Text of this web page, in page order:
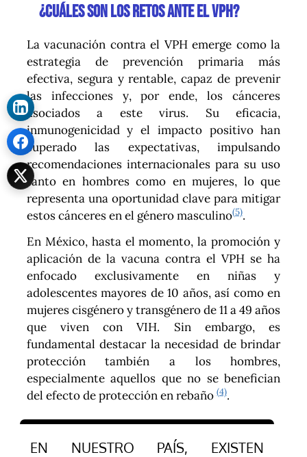
¿Cuáles son los retos ante el VPH?
La vacunación contra el VPH emerge como la
estrategia de prevención primaria más
efectiva, segura y rentable, capaz de prevenir
las infecciones y, por ende, los cánceres
asociados a este virus. Su eficacia,
inmunogenicidad y el impacto positivo han
superado las expectativas, impulsando
recomendaciones internacionales para su uso
tanto en hombres como en mujeres, lo que
representa una oportunidad clave para mitigar
estos cánceres en el género masculino(5).
En México, hasta el momento, la promoción y
aplicación de la vacuna contra el VPH se ha
enfocado exclusivamente en niñas y
adolescentes mayores de 10 años, así como en
mujeres cisgénero y transgénero de 11 a 49 años
que viven con VIH. Sin embargo, es
fundamental destacar la necesidad de brindar
protección también a los hombres,
especialmente aquellos que no se benefician
del efecto de protección en rebaño(4).
EN NUESTRO PAÍS, EXISTEN